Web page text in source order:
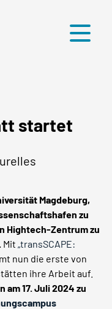
Menü
startet
Magdeburg,
zu
Hightech-Zentrum zu
Mit„transSCAPE:
nun die erste von
ihre Arbeit auf.
17. Juli 2024 zu